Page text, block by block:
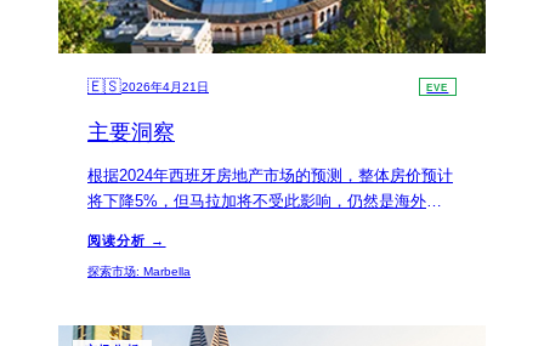
🇪🇸2026年4月21日 EVE
主要洞察
根据2024年西班牙房地产市场的预测，整体房价预计
将下降5%，但马拉加将不受此影响，仍然是海外置
报率和永久产权的投资者的关注焦点。
阅读分析 →
探索市场: Marbella